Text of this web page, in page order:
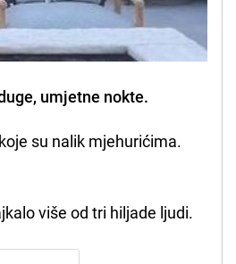
umjetne nokte.
koje su nalik mjehurićima.
više od tri hiljade ljudi.